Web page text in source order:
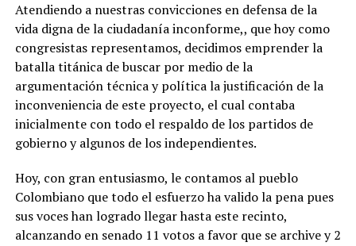
Atendiendo a nuestras convicciones en defensa de la
vida digna de la ciudadanía inconforme,, que hoy como
congresistas representamos, decidimos emprender la
batalla titánica de buscar por medio de la
argumentación técnica y política la justificación de la
inconveniencia de este proyecto, el cual contaba
inicialmente con todo el respaldo de los partidos de
gobierno y algunos de los independientes.
Hoy, con gran entusiasmo, le contamos al pueblo
Colombiano que todo el esfuerzo ha valido la pena pues
sus voces han logrado llegar hasta este recinto,
alcanzando en senado 11 votos a favor que se archive y 2